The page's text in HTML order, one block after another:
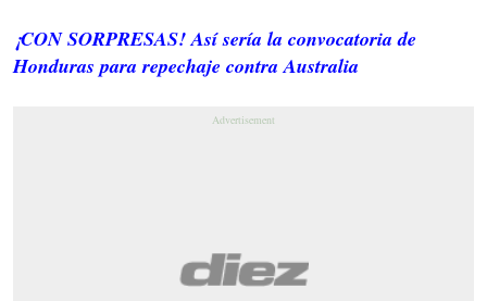
¡CON SORPRESAS! Así sería la convocatoria de
Honduras para repechaje contra Australia